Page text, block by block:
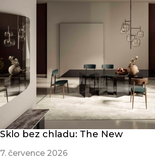
Sklo bez chladu: The New
7. července 2026